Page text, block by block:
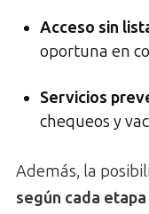
Acceso sin
oportuna en
Servicios
chequeos y
Además, la
según cada etapa